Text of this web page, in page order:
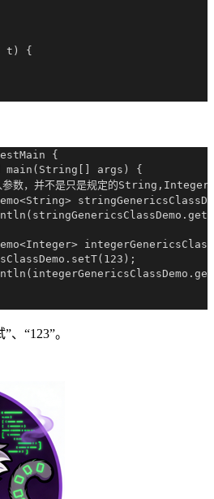
t) {
{
main(String[] args) {
数，并不是只是规定的
、“123”。